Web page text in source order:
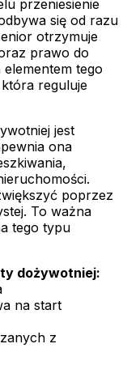
przeniesienie
się od razu
otrzymuje
prawo do
tego
reguluje
jest
ona
poprzez
To ważna
tego typu
dożywotniej:
na start
z